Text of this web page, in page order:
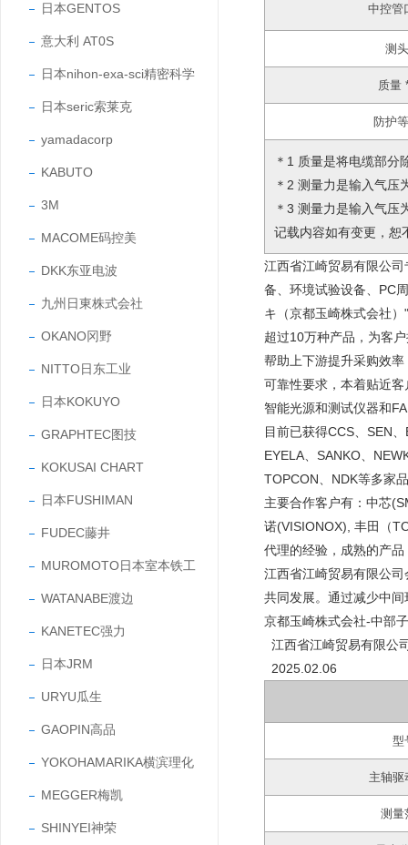
日本GENTOS
意大利 AT0S
日本nihon-exa-sci精密科学
日本seric索莱克
yamadacorp
KABUTO
3M
MACOME码控美
DKK东亚电波
九州日東株式会社
OKANO冈野
NITTO日东工业
日本KOKUYO
GRAPHTEC图技
KOKUSAI CHART
日本FUSHIMAN
FUDEC藤井
MUROMOTO日本室本铁工
WATANABE渡边
KANETEC强力
日本JRM
URYU瓜生
GAOPIN高品
YOKOHAMARIKA横滨理化
MEGGER梅凯
SHINYEI神荣
＊1 质量是将电缆部分
＊2 测量力是输入气压
＊3 测量力是输入气压
记载内容如有变更，恕
中控管
测头
质量
防护
江西省江崎贸易有限公
备、环境试验设备、PC
キ（京都玉崎株式会社
超过10万种产品，为客
帮助上下游提升采购效
可靠性要求，本着贴近
智能光源和测试仪器和
目前已获得CCS、SEN
EYELA、SANKO、
TOPCON、NDK等多家
主要合作客户有：中芯
诺(VISIONOX), 丰田（
代理的经验，成熟的产
江西省江崎贸易有限公
共同发展。通过减少中
京都玉崎株式会社-中部
江西省江崎贸易有限公
2025.02.06
型
主轴驱
测量